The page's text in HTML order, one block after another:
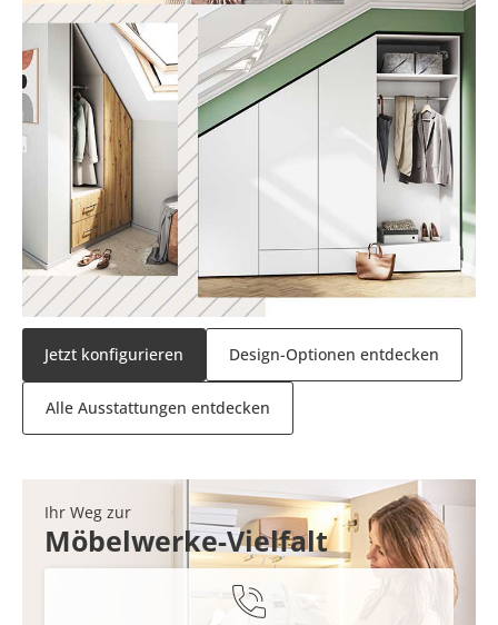
Jetzt konfigurieren Design-Optionen entdecken
Alle Ausstattungen entdecken
Ihr Weg zur
Möbelwerke-Vielfalt